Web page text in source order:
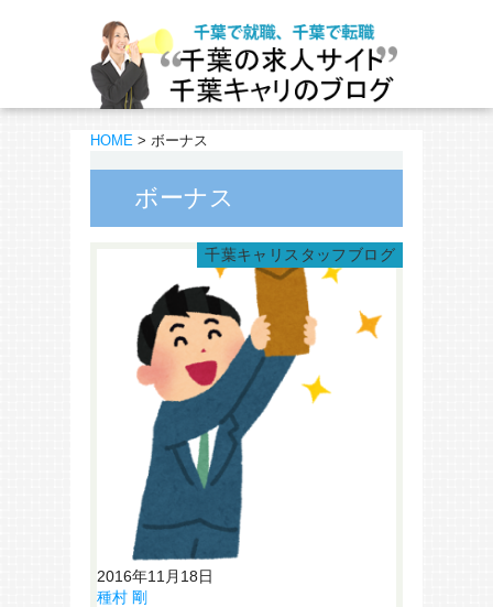
HOME > ボーナス
ボーナス
千葉キャリスタッフブログ
2016年11月18日
種村 剛